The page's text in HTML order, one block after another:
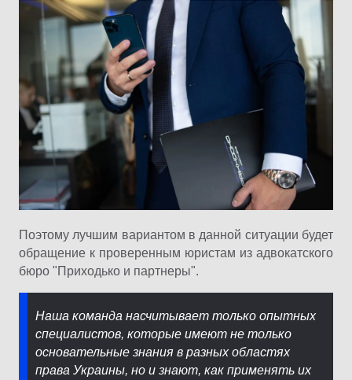
Поэтому лучшим вариантом в данной ситуации будет
обращение к проверенным юристам из адвокатского
бюро "Приходько и партнеры".
Наша команда насчитывает только опытных
специалистов, которые имеют не только
основательные знания в разных областях
права Украины, но и знают, как применять их